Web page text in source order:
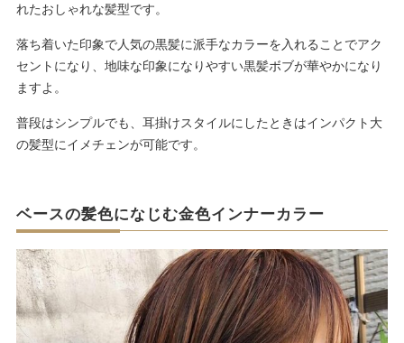
れたおしゃれな髪型です。
落ち着いた印象で人気の黒髪に派手なカラーを入れることでアク
セントになり、地味な印象になりやすい黒髪ボブが華やかになり
ますよ。
普段はシンプルでも、耳掛けスタイルにしたときはインパクト大
の髪型にイメチェンが可能です。
ベースの髪色になじむ金色インナーカラー